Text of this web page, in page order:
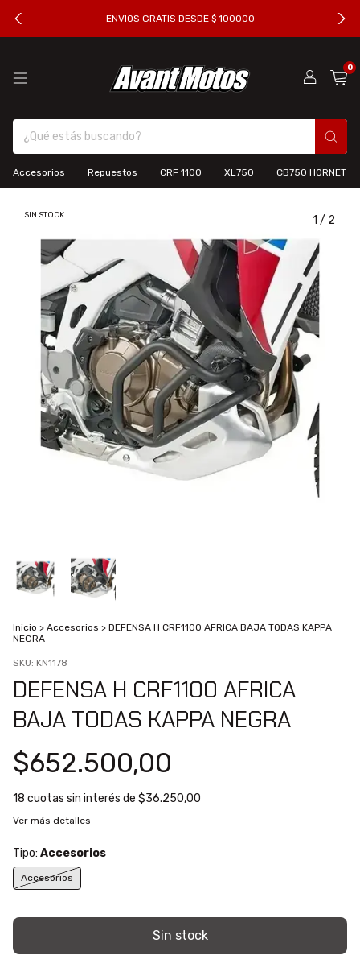
ENVIOS GRATIS DESDE $ 100000
0
Accesorios Repuestos CRF 1100 XL750 CB750 HORNET
SIN STOCK 1 / 2
Inicio > Accesorios > DEFENSA H CRF1100 AFRICA BAJA TODAS KAPPA
NEGRA
SKU: KN1178
DEFENSA H CRF1100 AFRICA
BAJA TODAS KAPPA NEGRA
$652.500,00
18 cuotas sin interés de $36.250,00
Ver más detalles
Tipo: Accesorios
Accesorios